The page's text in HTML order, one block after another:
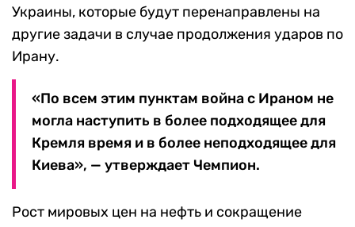
Украины, которые будут перенаправлены на
другие задачи в случае продолжения ударов по
Ирану.
«По всем этим пунктам война с Ираном не
могла наступить в более подходящее для
Кремля время и в более неподходящее для
Киева», — утверждает Чемпион.
Рост мировых цен на нефть и сокращение